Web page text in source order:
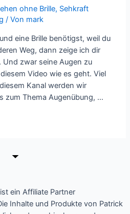
ohne Brille, Sehkraft
/ Von mark
eine Brille benötigst, weil du
Weg, dann zeige ich dir
zwar seine Augen zu
Video wie es geht. Viel
Kanal werden wir
zum Thema Augenübung, …
ein Affiliate Partner
Inhalte und Produkte von Patrick